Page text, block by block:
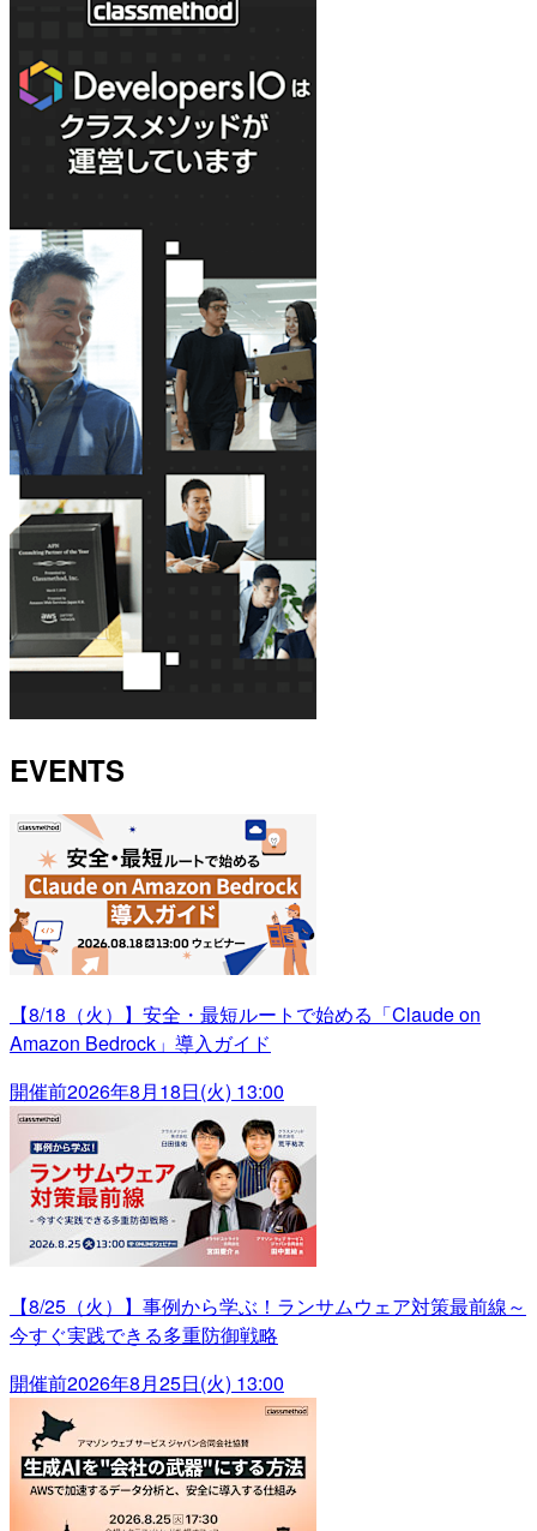
EVENTS
【8/18（火）】安全・最短ルートで始める「Claude on
Amazon Bedrock」導入ガイド
開催前2026年8月18日(火) 13:00
【8/25（火）】事例から学ぶ！ランサムウェア対策最前線～
今すぐ実践できる多重防御戦略
開催前2026年8月25日(火) 13:00